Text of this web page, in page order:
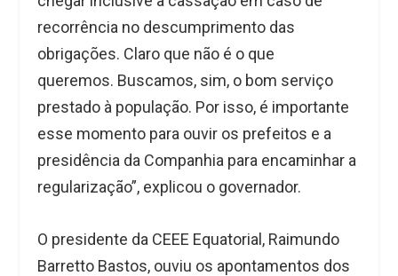
recorrência no descumprimento das
obrigações. Claro que não é o que
queremos. Buscamos, sim, o bom serviço
prestado à população. Por isso, é importante
esse momento para ouvir os prefeitos e a
presidência da Companhia para encaminhar a
regularização”, explicou o governador.
O presidente da CEEE Equatorial, Raimundo
Barretto Bastos, ouviu os apontamentos dos